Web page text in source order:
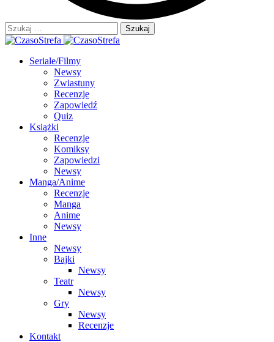
Szukaj:
Seriale/Filmy
Newsy
Zwiastuny
Recenzje
Zapowiedź
Quiz
Książki
Recenzje
Komiksy
Zapowiedzi
Newsy
Manga/Anime
Recenzje
Manga
Anime
Newsy
Inne
Newsy
Bajki
Newsy
Teatr
Newsy
Gry
Newsy
Recenzje
Kontakt